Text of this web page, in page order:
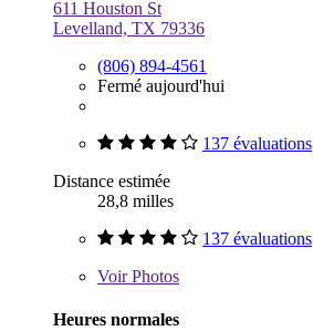
611 Houston St
Levelland, TX 79336
(806) 894-4561
Fermé aujourd'hui
137 évaluations
Distance estimée
28,8 milles
137 évaluations
VoirPhotos
Heures normales